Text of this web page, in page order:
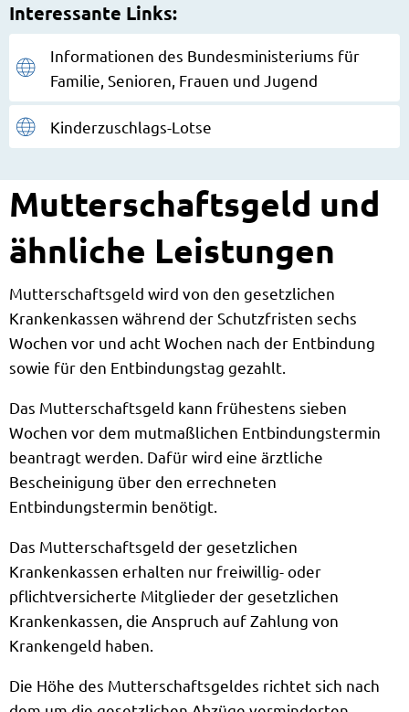
Interessante Links:
Informationen des Bundesministeriums für
Familie, Senioren, Frauen und Jugend
Kinderzuschlags-Lotse
Mutterschaftsgeld und
ähnliche Leistungen
Mutterschaftsgeld wird von den gesetzlichen
Krankenkassen während der Schutzfristen sechs
Wochen vor und acht Wochen nach der Entbindung
sowie für den Entbindungstag gezahlt.
Das Mutterschaftsgeld kann frühestens sieben
Wochen vor dem mutmaßlichen Entbindungstermin
beantragt werden. Dafür wird eine ärztliche
Bescheinigung über den errechneten
Entbindungstermin benötigt.
Das Mutterschaftsgeld der gesetzlichen
Krankenkassen erhalten nur freiwillig- oder
pflichtversicherte Mitglieder der gesetzlichen
Krankenkassen, die Anspruch auf Zahlung von
Krankengeld haben.
Die Höhe des Mutterschaftsgeldes richtet sich nach